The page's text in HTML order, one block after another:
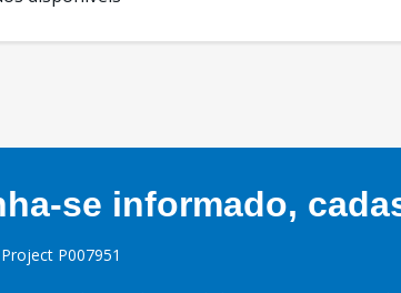
se informado,
P007951